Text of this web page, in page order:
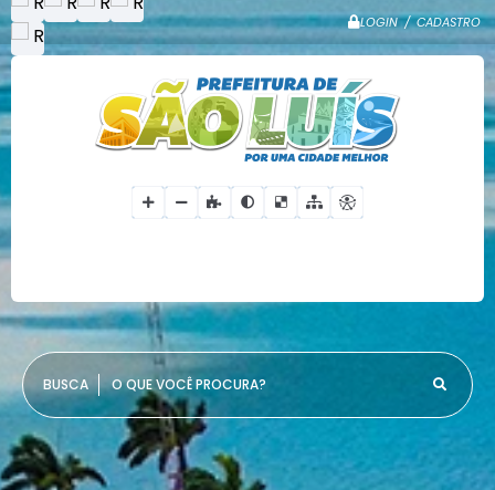
LOGIN / CADASTRO
O QUE VOCÊ PROCURA?